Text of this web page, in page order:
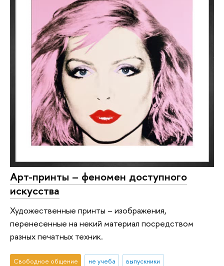
Арт-принты – феномен доступного
искусства
Художественные принты – изображения,
перенесенные на некий материал посредством
разных печатных техник.
Свободное общение не учеба
выпускники